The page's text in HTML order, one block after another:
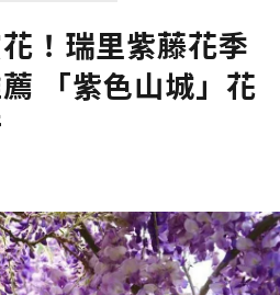
！瑞里紫藤花季
「紫色山城」花